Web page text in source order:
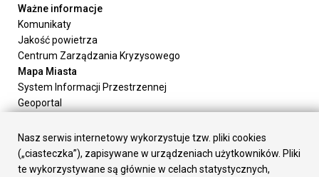
Ważne informacje
Komunikaty
Jakość powietrza
Centrum Zarządzania Kryzysowego
Mapa Miasta
System Informacji Przestrzennej
Geoportal
Załatw sprawę
Prezydent Miasta
Rada Miasta
Nasz serwis internetowy wykorzystuje tzw. pliki cookies
(„ciasteczka”), zapisywane w urządzeniach użytkowników. Pliki
te wykorzystywane są głównie w celach statystycznych,